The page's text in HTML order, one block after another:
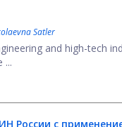
Satler
and high-tech
...
России с